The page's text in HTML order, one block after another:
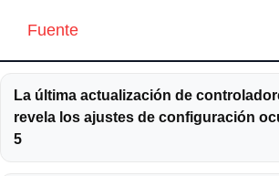
Fuente
La última actualización de
revela los ajustes de configuración
5